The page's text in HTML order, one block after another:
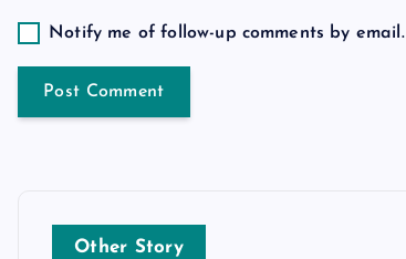
n Notify me of follow-up comments by email.
Other Story